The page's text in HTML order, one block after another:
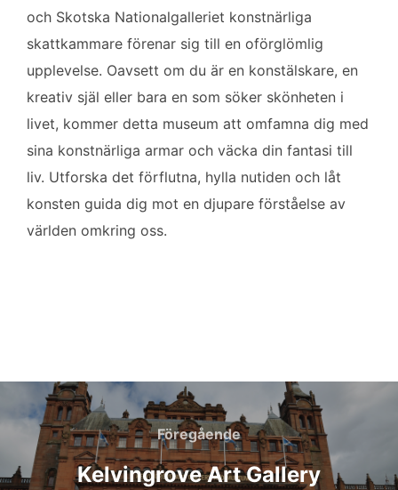
och Skotska Nationalgalleriet konstnärliga
skattkammare förenar sig till en oförglömlig
upplevelse. Oavsett om du är en konstälskare, en
kreativ själ eller bara en som söker skönheten i
livet, kommer detta museum att omfamna dig med
sina konstnärliga armar och väcka din fantasi till
liv. Utforska det förflutna, hylla nutiden och låt
konsten guida dig mot en djupare förståelse av
världen omkring oss.
Inläggsnavigering
Föregående
Föregående
Kelvingrove Art Gallery